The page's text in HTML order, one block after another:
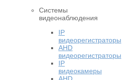
Системы
видеонаблюдения
IP
видеорегистраторы
AHD
видеорегистраторы
IP
видеокамеры